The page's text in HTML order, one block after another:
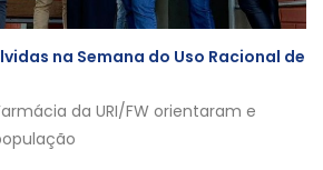
na Semana do Uso Racional de
da URI/FW orientaram e